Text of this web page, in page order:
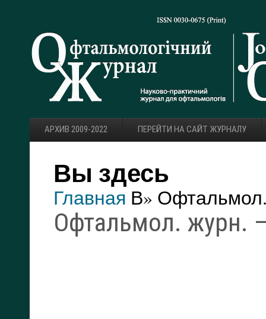
АРХИВ 2009-2022 ПЕРЕЙТИ НА САЙТ ЖУРНАЛУ
Вы здесь
Главная В»
Офтальмол. журн.